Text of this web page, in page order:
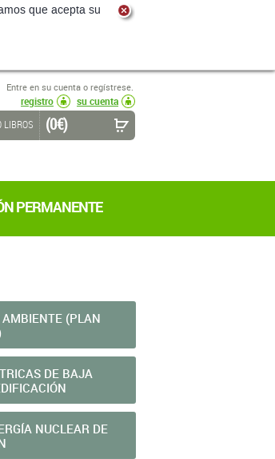
que acepta su
Entre en su cuenta o regístrese.
registro
su cuenta
buscar
LIBROS (0 €)
PERMANENTE
AMBIENTE (PLAN
DE BAJA
NUCLEAR DE